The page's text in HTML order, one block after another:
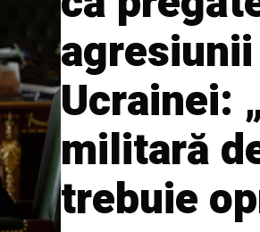
Ucrainei:
militară
trebuie